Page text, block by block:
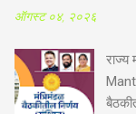
ऑगस्ट ०४, २०२६
राज्य